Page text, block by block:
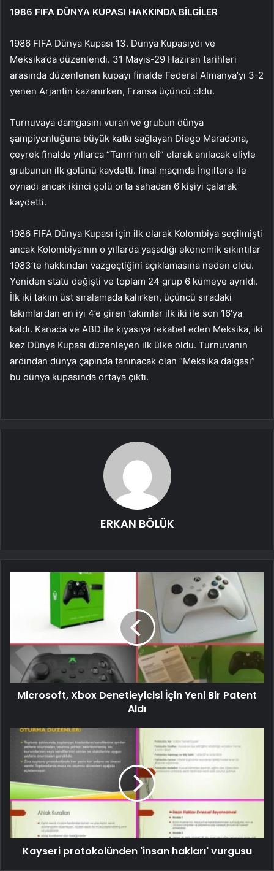
1986 FIFA DÜNYA KUPASI HAKKINDA BİLGİLER
1986 FIFA Dünya Kupası 13. Dünya Kupasıydı ve
Meksika’da düzenlendi. 31 Mayıs-29 Haziran tarihleri ​​
arasında düzenlenen kupayı finalde Federal Almanya’yı 3-2
yenen Arjantin kazanırken, Fransa üçüncü oldu.
Turnuvaya damgasını vuran ve grubun dünya
şampiyonluğuna büyük katkı sağlayan Diego Maradona,
çeyrek finalde yıllarca “Tanrı’nın eli” olarak anılacak eliyle
grubunun ilk golünü kaydetti. final maçında İngiltere ile
oynadı ancak ikinci golü orta sahadan 6 kişiyi çalarak
kaydetti.
1986 FIFA Dünya Kupası için ilk olarak Kolombiya seçilmişti
ancak Kolombiya’nın o yıllarda yaşadığı ekonomik sıkıntılar
1983’te hakkından vazgeçtiğini açıklamasına neden oldu.
Yeniden statü değişti ve toplam 24 grup 6 kümeye ayrıldı.
İlk iki takım üst sıralamada kalırken, üçüncü sıradaki
takımlardan en iyi 4’e giren takımlar ilk iki ile son 16’ya
kaldı. Kanada ve ABD ile kıyasıya rekabet eden Meksika, iki
kez Dünya Kupası düzenleyen ilk ülke oldu. Turnuvanın
ardından dünya çapında tanınacak olan “Meksika dalgası”
bu dünya kupasında ortaya çıktı.
ERKAN BÖLÜK
Microsoft, Xbox Denetleyicisi İçin Yeni Bir Patent
Aldı
Kayseri protokolünden 'insan hakları' vurgusu